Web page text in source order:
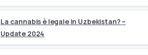
La cannabis è legale in Uzbekistan? –
Update 2024